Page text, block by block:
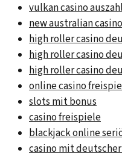
vulkan casino
new australian casino
high roller casino
high roller casino
high roller casino
online casino
slots mit bonus
casino freispiele
blackjack online
casino mit